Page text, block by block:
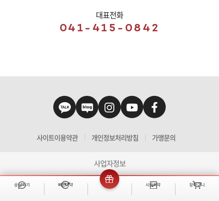
대표전화
041-415-0842
사이트이용약관 개인정보처리방침 가맹문의
사업자정보
상담하기 빠른예약 이벤트 시술예약 장바구니